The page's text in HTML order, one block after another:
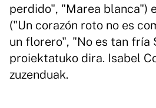
perdido", "Marea blanca")
("Un corazón roto no es
un florero", "No es tan fría
proiektatuko dira. Isabel
zuzenduak.